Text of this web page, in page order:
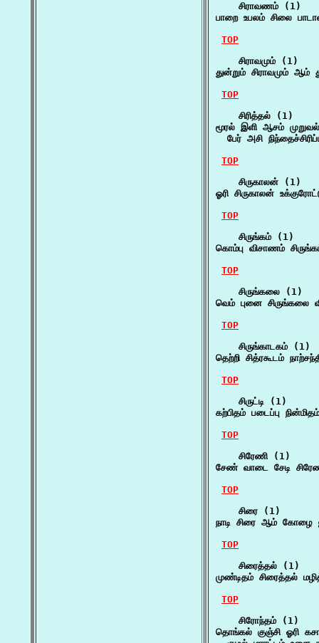
    சிராவணம் (1)
பாறை உபலம் சிலை
TOP
    சிராவமும் (1)
துன்றும் சிராவமும்
TOP
    சிரித்தல் (1)
மூரல் இளி ஆசம்
பேர் அசி
TOP
    சிருகாலன் (1)
ஓரி சிருகாலன்
TOP
    சிருங்கம் (1)
கொம்பு விசாணம்
TOP
    சிருங்கலை (1)
வெம் புனை
TOP
    சிருங்காடகம் (1)
தெற்றி சித்ரகூடம்
TOP
    சிருட்டி (1)
கற்பிதம் படைப்பு
TOP
    சிரேணி (1)
சேண் வாடை சேடி
TOP
    சிரை (1)
நாடி சிரை ஆம்
TOP
    சிரைத்தல் (1)
முண்டிதம் சிரைத்தல்
TOP
    சிரோந்தம் (1)
தொங்கல் குஞ்சி ஓரி